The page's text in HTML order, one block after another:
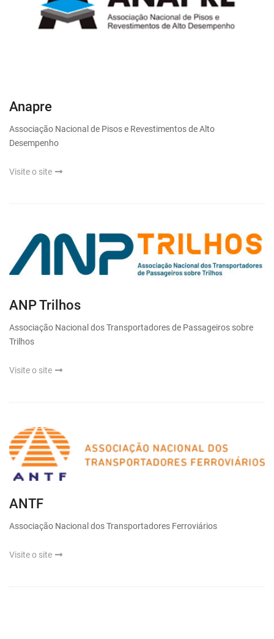
Anapre
Associação Nacional de Pisos e Revestimentos de Alto
Desempenho
Visite o site
ANP Trilhos
Associação Nacional dos Transportadores de Passageiros sobre
Trilhos
Visite o site
ANTF
Associação Nacional dos Transportadores Ferroviários
Visite o site